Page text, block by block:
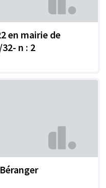
en mairie de
n : 2